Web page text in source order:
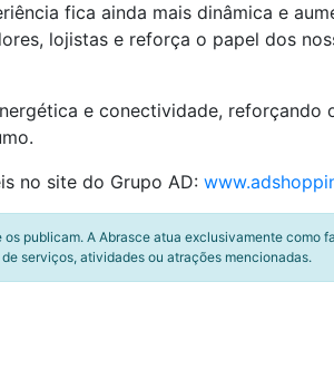
fica ainda mais dinâmica e
lojistas e reforça o papel dos
e conectividade, reforçando
no site do Grupo AD:
publicam. A Abrasce atua exclusivamente como
serviços, atividades ou atrações mencionadas.